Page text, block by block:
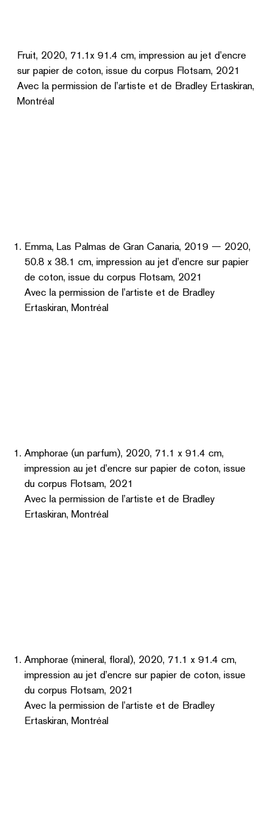
Montréal
Avec la permission de l’artiste et de Bradley
Ertaskiran, Montréal
Avec la permission de l’artiste et de Bradley
Ertaskiran, Montréal
Avec la permission de l’artiste et de Bradley
Ertaskiran, Montréal